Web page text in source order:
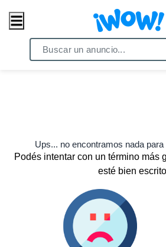
Ups... no encontramos nada
Podés intentar con un término más
esté bien escrito